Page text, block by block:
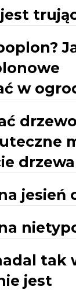
w
drzewa
jesień
tak
jest